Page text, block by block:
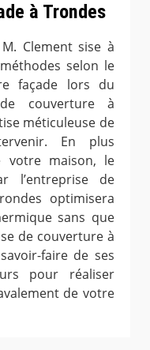
à Trondes
Clement sise à
selon le
façade lors du
de couverture à
méticuleuse de
En plus
votre maison, le
l’entreprise de
optimisera
sans que
de couverture à
faire de ses
pour réaliser
de votre